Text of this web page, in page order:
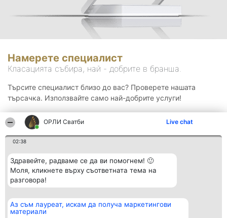
ОРЛИ Сватби Live chat
02:38
Здравейте, радваме се да ви помогнем! 🙂
Моля, кликнете върху съответната тема на
разговора!
Аз съм лауреат, искам да получа маркетингови
материали
Намерете специалист
Класацията събира, най - добрите в бранша.
Търсите специалист близо до вас? Проверете нашата
търсачка. Използвайте само най-добрите услуги!
Организатор на
класиране
Класация Контакти